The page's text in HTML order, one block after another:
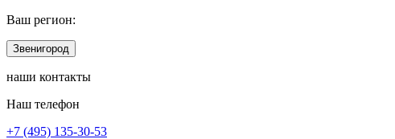
Ваш регион:
Звенигород
наши контакты
Наш телефон
+7 (495) 135-30-53